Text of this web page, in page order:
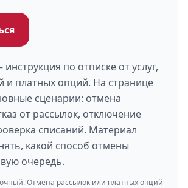
по отписке от услуг,
и платных опций. На странице
сценарии: отмена
от рассылок, отключение
списаний. Материал
какой способ отмены
очередь.
Отмена рассылок или платных опций